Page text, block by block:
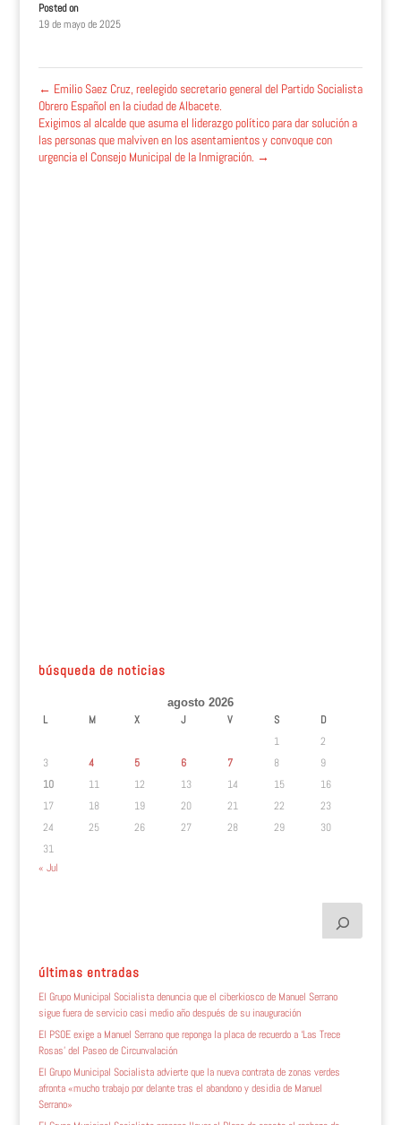
Posted on
19 de mayo de 2025
← Emilio Saez Cruz, reelegido secretario general del Partido Socialista
Obrero Español en la ciudad de Albacete.
Exigimos al alcalde que asuma el liderazgo político para dar solución a
las personas que malviven en los asentamientos y convoque con
urgencia el Consejo Municipal de la Inmigración. →
búsqueda de noticias
agosto 2026
L M X J V S
D
1
2
3
4 5 6 7 8
9
10
11 12 13 14 15
16
17
18 19 20 21 22
23
24
25 26 27 28 29
30
31
« Jul
últimas entradas
El Grupo Municipal Socialista denuncia que el ciberkiosco de Manuel Serrano
sigue fuera de servicio casi medio año después de su inauguración
El PSOE exige a Manuel Serrano que reponga la placa de recuerdo a ‘Las Trece
Rosas’ del Paseo de Circunvalación
El Grupo Municipal Socialista advierte que la nueva contrata de zonas verdes
afronta «mucho trabajo por delante tras el abandono y desidia de Manuel
Serrano»